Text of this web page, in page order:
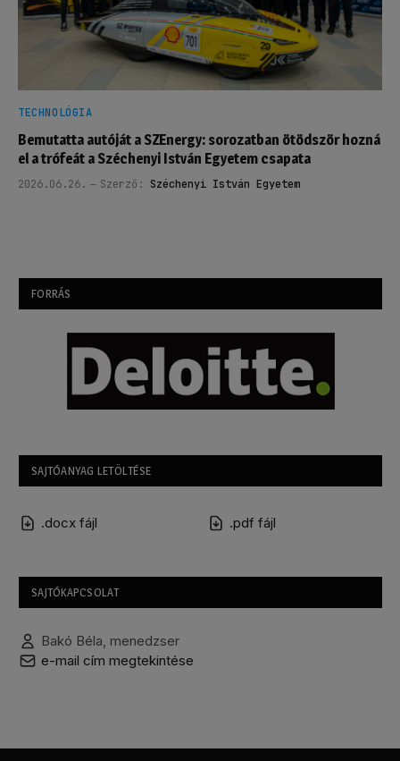
TECHNOLÓGIA
Bemutatta autóját a SZEnergy: sorozatban ötödször hozná
el a trófeát a Széchenyi István Egyetem csapata
2026.06.26. Szerző: Széchenyi István Egyetem
FORRÁS
SAJTÓANYAG LETÖLTÉSE
.docx fájl .pdf fájl
SAJTÓKAPCSOLAT
Bakó Béla, menedzser
e-mail cím megtekintése